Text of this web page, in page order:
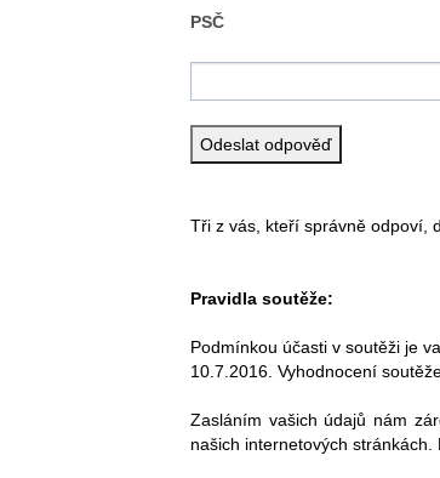
PSČ
Tři z vás, kteří správně odpoví,
Pravidla soutěže:
Podmínkou účasti v soutěži je
10.7.2016. Vyhodnocení
Zasláním vašich údajů nám
našich internetových stránkách.